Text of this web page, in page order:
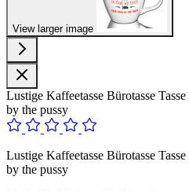
View larger image
Lustige Kaffeetasse Bürotasse
by the pussy
Lustige Kaffeetasse Bürotasse
by the pussy